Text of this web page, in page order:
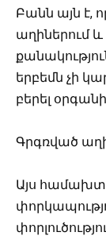
Բանն այն է,
աղիներում
երբեմն չի
բերել
Գրգռված
Այս